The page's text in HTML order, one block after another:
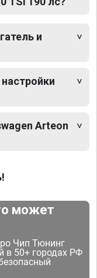
и
Arteon
может
Чип Тюнинг
в 50+ городах РФ